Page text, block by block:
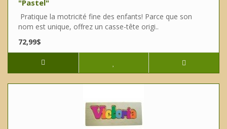
"Pastel"
Pratique la motricité fine des enfants! Parce que son
nom est unique, offrez un casse-tête origi..
72,99$